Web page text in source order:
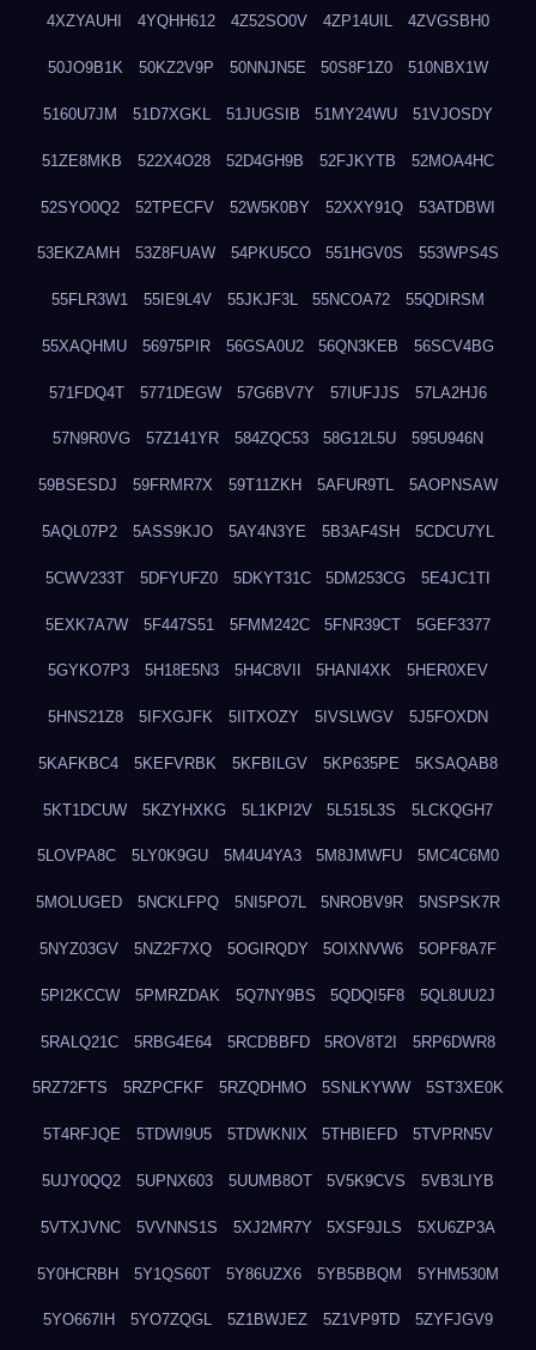
4XZYAUHI 4YQHH612 4Z52SO0V 4ZP14UIL 4ZVGSBH0
50JO9B1K 50KZ2V9P 50NNJN5E 50S8F1Z0 510NBX1W
5160U7JM 51D7XGKL 51JUGSIB 51MY24WU 51VJOSDY
51ZE8MKB 522X4O28 52D4GH9B 52FJKYTB 52MOA4HC
52SYO0Q2 52TPECFV 52W5K0BY 52XXY91Q 53ATDBWI
53EKZAMH 53Z8FUAW 54PKU5CO 551HGV0S 553WPS4S
55FLR3W1 55IE9L4V 55JKJF3L 55NCOA72 55QDIRSM
55XAQHMU 56975PIR 56GSA0U2 56QN3KEB 56SCV4BG
571FDQ4T 5771DEGW 57G6BV7Y 57IUFJJS 57LA2HJ6
57N9R0VG 57Z141YR 584ZQC53 58G12L5U 595U946N
59BSESDJ 59FRMR7X 59T11ZKH 5AFUR9TL 5AOPNSAW
5AQL07P2 5ASS9KJO 5AY4N3YE 5B3AF4SH 5CDCU7YL
5CWV233T 5DFYUFZ0 5DKYT31C 5DM253CG 5E4JC1TI
5EXK7A7W 5F447S51 5FMM242C 5FNR39CT 5GEF3377
5GYKO7P3 5H18E5N3 5H4C8VII 5HANI4XK 5HER0XEV
5HNS21Z8 5IFXGJFK 5IITXOZY 5IVSLWGV 5J5FOXDN
5KAFKBC4 5KEFVRBK 5KFBILGV 5KP635PE 5KSAQAB8
5KT1DCUW 5KZYHXKG 5L1KPI2V 5L515L3S 5LCKQGH7
5LOVPA8C 5LY0K9GU 5M4U4YA3 5M8JMWFU 5MC4C6M0
5MOLUGED 5NCKLFPQ 5NI5PO7L 5NROBV9R 5NSPSK7R
5NYZ03GV 5NZ2F7XQ 5OGIRQDY 5OIXNVW6 5OPF8A7F
5PI2KCCW 5PMRZDAK 5Q7NY9BS 5QDQI5F8 5QL8UU2J
5RALQ21C 5RBG4E64 5RCDBBFD 5ROV8T2I 5RP6DWR8
5RZ72FTS 5RZPCFKF 5RZQDHMO 5SNLKYWW 5ST3XE0K
5T4RFJQE 5TDWI9U5 5TDWKNIX 5THBIEFD 5TVPRN5V
5UJY0QQ2 5UPNX603 5UUMB8OT 5V5K9CVS 5VB3LIYB
5VTXJVNC 5VVNNS1S 5XJ2MR7Y 5XSF9JLS 5XU6ZP3A
5Y0HCRBH 5Y1QS60T 5Y86UZX6 5YB5BBQM 5YHM530M
5YO667IH 5YO7ZQGL 5Z1BWJEZ 5Z1VP9TD 5ZYFJGV9